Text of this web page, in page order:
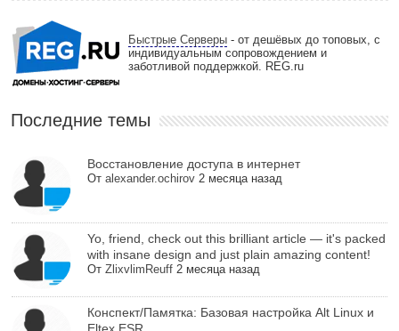
Быстрые Серверы - от дешёвых до топовых, с
индивидуальным сопровождением и
заботливой поддержкой. REG.ru
Последние темы
Восстановление доступа в интернет
От alexander.ochirov 2 месяца назад
Yo, friend, check out this brilliant article — it's packed
with insane design and just plain amazing content!
От ZlixvlimReuff 2 месяца назад
Конспект/Памятка: Базовая настройка Alt Linux и